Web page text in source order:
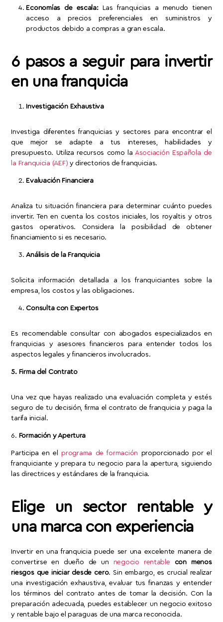
Economías de escala:Las franquicias a menudo tienen
acceso a precios preferenciales en suministros y
productos debido a compras a gran escala.
6 pasos a seguir para invertir
en una franquicia
Investigación Exhaustiva
Investiga diferentes franquicias y sectores para encontrar el
que mejor se adapte a tus intereses, habilidades y
presupuesto. Utiliza recursos como la Asociación Española de
la Franquicia (AEF) y directorios de franquicias.
Evaluación Financiera
Analiza tu situación financiera para determinar cuánto puedes
invertir. Ten en cuenta los costos iniciales, los royaltis y otros
gastos operativos. Considera la posibilidad de obtener
financiamiento si es necesario.
Análisis de la Franquicia
Solicita información detallada a los franquiciantes sobre la
empresa, los costos y las obligaciones.
Consulta con Expertos
Es recomendable consultar con abogados especializados en
franquicias y asesores financieros para entender todos los
aspectos legales y financieros involucrados.
5. Firma del Contrato
Una vez que hayas realizado una evaluación completa y estés
seguro de tu decisión, firma el contrato de franquicia y paga la
tarifa inicial.
6. Formación y Apertura
Participa en elprograma de formación proporcionado por el
franquiciante y prepara tu negocio para la apertura, siguiendo
las directrices y estándares de la franquicia.
Elige un sector rentable y
una marca con experiencia
Invertir en una franquicia puede ser una excelente manera de
convertirse en dueño de un negocio rentable
con menos
riesgos que iniciar desde cero. Sin embargo, es crucial realizar
una investigación exhaustiva, evaluar tus finanzas y entender
los términos del contrato antes de tomar la decisión. Con la
preparación adecuada, puedes establecer un negocio exitoso
y rentable bajo el paraguas de una marca reconocida.